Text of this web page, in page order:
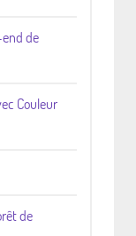
end de
Couleur
de